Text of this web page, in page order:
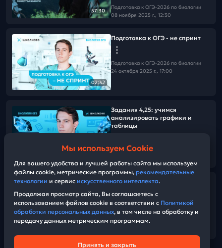
57:30
Подготовка к ОГЭ-2026 по биологии
08 ноября 2025 г., 12:30
02:32
Подготовка к ОГЭ - не спринт
Подготовка к ОГЭ-2026 по биологии
24 октября 2025 г., 17:00
Задания 4,25: учимся
анализировать графики и
таблицы
Подготовка к ОГЭ-2026 по биологии
Черви, моллюски
Подготовка к ОГЭ-2026 по биологии
13 октября 2025 г., 15:00
Мы используем Cookie
Для вашего удобства и лучшей работы сайта мы используем
файлы cookie, метрические программы, рекомендательные
технологии и сервис искусственного интеллекта.
Продолжая просмотр сайта, Вы соглашаетесь с
использованием файлов cookie в соответствии с Политикой
обработки персональных данных, в том числе на обработку и
передачу данных метрическим программам.
Принять и закрыть